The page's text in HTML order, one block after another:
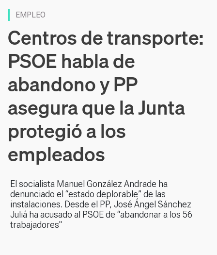
EMPLEO
Centros de transporte:
PSOE habla de
abandono y PP
asegura que la Junta
protegió a los
empleados
El socialista Manuel González Andrade ha
denunciado el “estado deplorable” de las
instalaciones. Desde el PP, José Ángel Sánchez
Juliá ha acusado al PSOE de “abandonar a los 56
trabajadores"